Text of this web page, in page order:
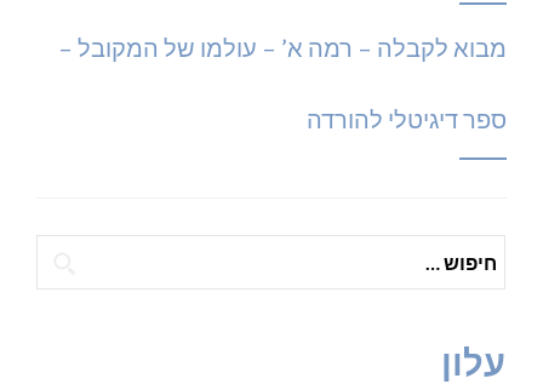
מבוא לקבלה – רמה א’ – עולמו של המקובל –
ספר דיגיטלי להורדה
עלון